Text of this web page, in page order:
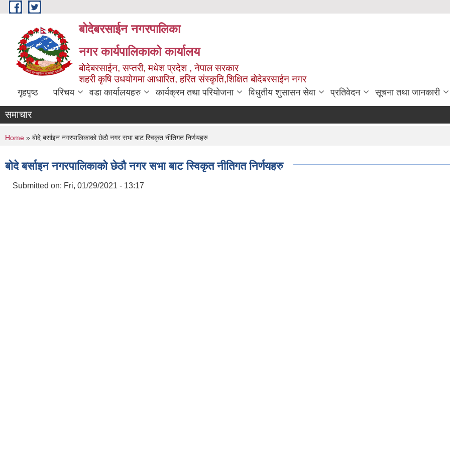
Skip to main content
बोदेबरसाईन नगरपालिका
नगर कार्यपालिकाको कार्यालय
बोदेबरसाईन, सप्तरी, मधेश प्रदेश , नेपाल सरकार
शहरी कृषि उधयोगमा आधारित, हरित संस्कृति,शिक्षित बोदेबरसाईन नगर
गृहपृष्ठ परिचय वडा कार्यालयहरु कार्यक्रम तथा परियोजना विधुतीय शुसासन सेवा प्रतिवेदन सूचना तथा जानकारी
समाचार
You are here
Home » बाेदे बर्साइन नगरपालिकाको छेठौ नगर सभा बाट स्विकृत नीतिगत निर्णयहरु
बाेदे बर्साइन नगरपालिकाको छेठौ नगर सभा बाट स्विकृत नीतिगत निर्णयहरु
Submitted on: Fri, 01/29/2021 - 13:17